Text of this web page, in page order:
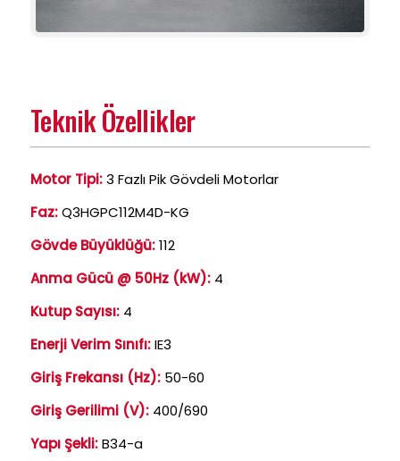
Teknik Özellikler
Motor Tipi:3 Fazlı Pik Gövdeli Motorlar
Faz:Q3HGPC112M4D-KG
Gövde Büyüklüğü:112
Anma Gücü @ 50Hz (kW): 4
Kutup Sayısı: 4
Enerji Verim Sınıfı:IE3
Giriş Frekansı (Hz): 50-60
Giriş Gerilimi (V): 400/690
Yapı Şekli:B34-a